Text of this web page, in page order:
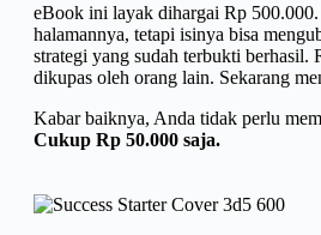
eBook ini layak dihargai Rp
halamannya, tetapi isinya bisa
strategi yang sudah terbukti berhasil.
dikupas oleh orang lain. Sekarang
Kabar baiknya, Anda tidak perlu
Cukup Rp 50.000 saja.